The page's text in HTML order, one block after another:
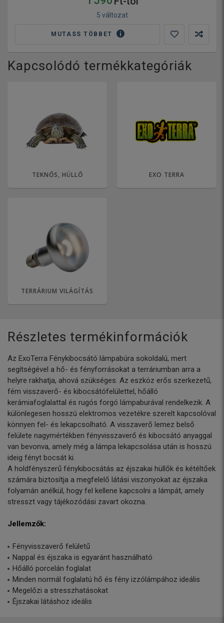
5 változat
MUTASS TÖBBET
Kapcsolódó termékkategóriák
TEKNŐS, HÜLLŐ EXO TERRA
TERRÁRIUM VILÁGÍTÁS
Részletes termékinformációk
Az ExoTerra Fénykibocsátó lámpabúra sokoldalú, mert
segítségével a hő- és fényforrásokat a terráriumban arra a
helyre rakhatja, ahová szükséges. Az eszköz erős szerkezetű,
fém visszaverő- és kibocsátófelülettel, hőálló
kerámiafoglalattal és rugós forgó lámpaburával rendelkezik. A
különlegesen hosszú elektromos vezetékre szerelt kapcsolóval
könnyen fel- és lekapcsolható. A visszaverő lemez belső
felülete nagymértékben fényvisszaverő és kibocsátó anyaggal
van bevonva, amely még a lámpa lekapcsolása után is hosszú
ideig fényt bocsát ki.
A holdfényszerű fénykibocsátás az éjszakai hüllők és kétéltőek
számára biztosítja a megfelelő látási viszonyokat az éjszaka
folyamán anélkül, hogy fel kellene kapcsolni a lámpát, amely
stresszt vagy tájékozódási zavart okozna.
Jellemzők:
Fényvisszaverő felületű
Nappal és éjszaka is egyaránt használható
Hőálló porcelán foglalat
Minden normál foglalatú hő és fény izzólámpához ideális
Megelőzi a stresszhatásokat
Éjszakai látáshoz ideális